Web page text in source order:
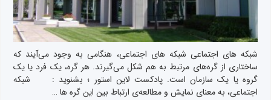
شبکه های اجتماعی شبکه های اجتماعی، هنگامی به وجود می‌آیند که
ساختاری از گره‌‌های مرتبط به هم شکل می‌گیرند. هر گره، یک فرد یا یک
گروه یا یک سازمان است. پادکست لاین استور ؛ بشنوید : شبکه
اجتماعی، به معنای نمایش و مطالعه‌ی ارتباط بین این گره ها …